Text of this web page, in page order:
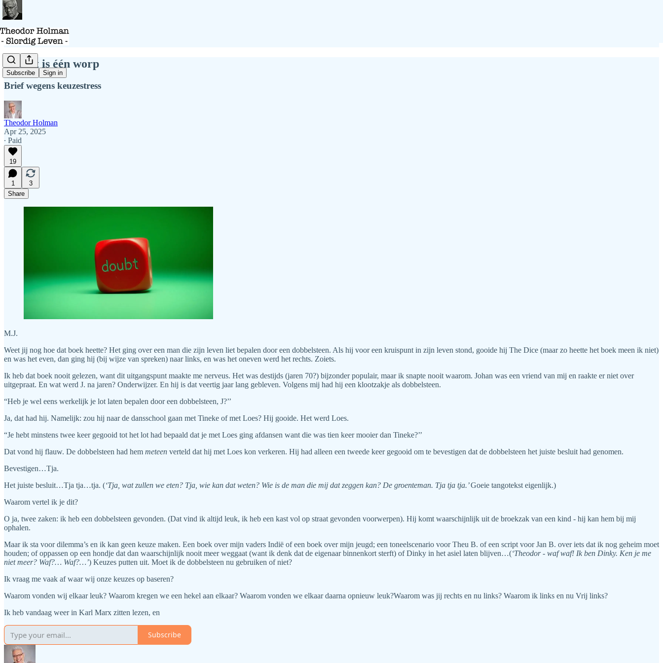
Subscribe Sign in
Het lot is één worp
Brief wegens keuzestress
Theodor Holman
Apr 25, 2025
∙ Paid
19
1
3
Share
M.J.
Weet jij nog hoe dat boek heette? Het ging over een man die zijn leven liet bepalen door een dobbelsteen. Als hij voor een kruispunt in zijn leven stond, gooide hij The Dice (maar zo heette het boek meen ik niet)
en was het even, dan ging hij (bij wijze van spreken) naar links, en was het oneven werd het rechts. Zoiets.
Ik heb dat boek nooit gelezen, want dit uitgangspunt maakte me nerveus. Het was destijds (jaren 70?) bijzonder populair, maar ik snapte nooit waarom. Johan was een vriend van mij en raakte er niet over
uitgepraat. En wat werd J. na jaren? Onderwijzer. En hij is dat veertig jaar lang gebleven. Volgens mij had hij een klootzakje als dobbelsteen.
“Heb je wel eens werkelijk je lot laten bepalen door een dobbelsteen, J?’’
Ja, dat had hij. Namelijk: zou hij naar de dansschool gaan met Tineke of met Loes? Hij gooide. Het werd Loes.
“Je hebt minstens twee keer gegooid tot het lot had bepaald dat je met Loes ging afdansen want die was tien keer mooier dan Tineke?’’
Dat vond hij flauw. De dobbelsteen had hem meteen verteld dat hij met Loes kon verkeren. Hij had alleen een tweede keer gegooid om te bevestigen dat de dobbelsteen het juiste besluit had genomen.
Bevestigen…Tja.
Het juiste besluit…Tja tja…tja. (‘Tja, wat zullen we eten? Tja, wie kan dat weten? Wie is de man die mij dat zeggen kan? De groenteman. Tja tja tja.’Goeie tangotekst eigenlijk.)
Waarom vertel ik je dit?
O ja, twee zaken: ik heb een dobbelsteen gevonden. (Dat vind ik altijd leuk, ik heb een kast vol op straat gevonden voorwerpen). Hij komt waarschijnlijk uit de broekzak van een kind - hij kan hem bij mij
ophalen.
Maar ik sta voor dilemma’s en ik kan geen keuze maken. Een boek over mijn vaders Indië of een boek over mijn jeugd; een toneelscenario voor Theu B. of een script voor Jan B. over iets dat ik nog geheim moet
houden; of oppassen op een hondje dat dan waarschijnlijk nooit meer weggaat (want ik denk dat de eigenaar binnenkort sterft) of Dinky in het asiel laten blijven…(‘Theodor - waf waf! Ik ben Dinky. Ken je me
niet meer? Waf?… Waf?…’) Keuzes putten uit. Moet ik de dobbelsteen nu gebruiken of niet?
Ik vraag me vaak af waar wij onze keuzes op baseren?
Waarom vonden wij elkaar leuk? Waarom kregen we een hekel aan elkaar? Waarom vonden we elkaar daarna opnieuw leuk?Waarom was jij rechts en nu links? Waarom ik links en nu Vrij links?
Ik heb vandaag weer in Karl Marx zitten lezen, en
Subscribe